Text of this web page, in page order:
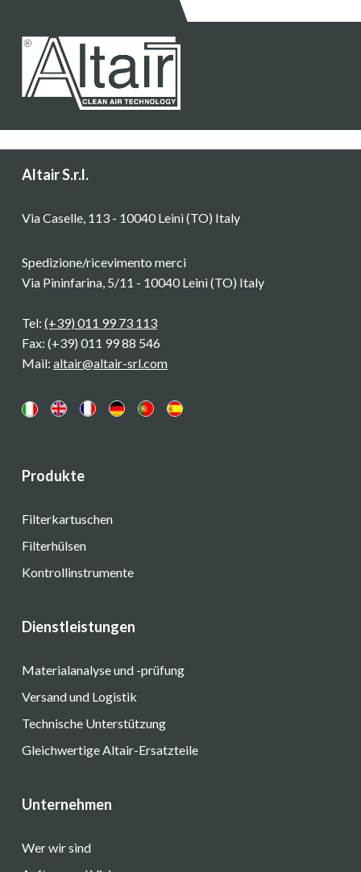
Altair S.r.l.
Via Caselle, 113 - 10040 Leinì (TO) Italy
Spedizione/ricevimento merci
Via Pininfarina, 5/11 - 10040 Leinì (TO) Italy
Tel: (+39) 011 99 73 113
Fax: (+39) 011 99 88 546
Mail: altair@altair-srl.com
Produkte
Filterkartuschen
Filterhülsen
Kontrollinstrumente
Dienstleistungen
Materialanalyse und -prüfung
Versand und Logistik
Technische Unterstützung
Gleichwertige Altair-Ersatzteile
Unternehmen
Wer wir sind